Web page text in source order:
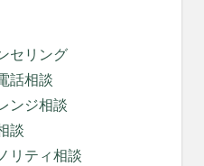
セリング
話相談
ンジ相談
談
リティ相談